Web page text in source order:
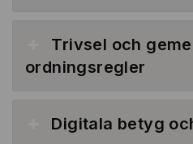
Trivsel och
ordningsregler
Digitala betyg